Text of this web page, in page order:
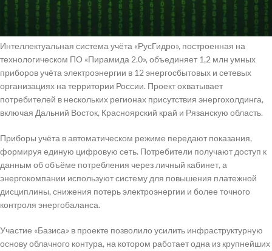
«МегаФона GCloud», построенном на решениях «Базиса» для
виртуализации и защиты виртуальной инфраструктуры.
Интеллектуальная система учёта «РусГидро», построенная на
технологическом ПО «Пирамида 2.0», объединяет 1,2 млн умных
приборов учёта электроэнергии в 12 энергосбытовых и сетевых
организациях на территории России. Проект охватывает
потребителей в нескольких регионах присутствия энергохолдинга,
включая Дальний Восток, Красноярский край и Рязанскую область.
Приборы учёта в автоматическом режиме передают показания,
формируя единую цифровую сеть. Потребители получают доступ к
данным об объёме потребления через личный кабинет, а
энергокомпании используют систему для повышения платежной
дисциплины, снижения потерь электроэнергии и более точного
контроля энергобаланса.
Участие «Базиса» в проекте позволило усилить инфраструктурную
основу облачного контура, на котором работает одна из крупнейших